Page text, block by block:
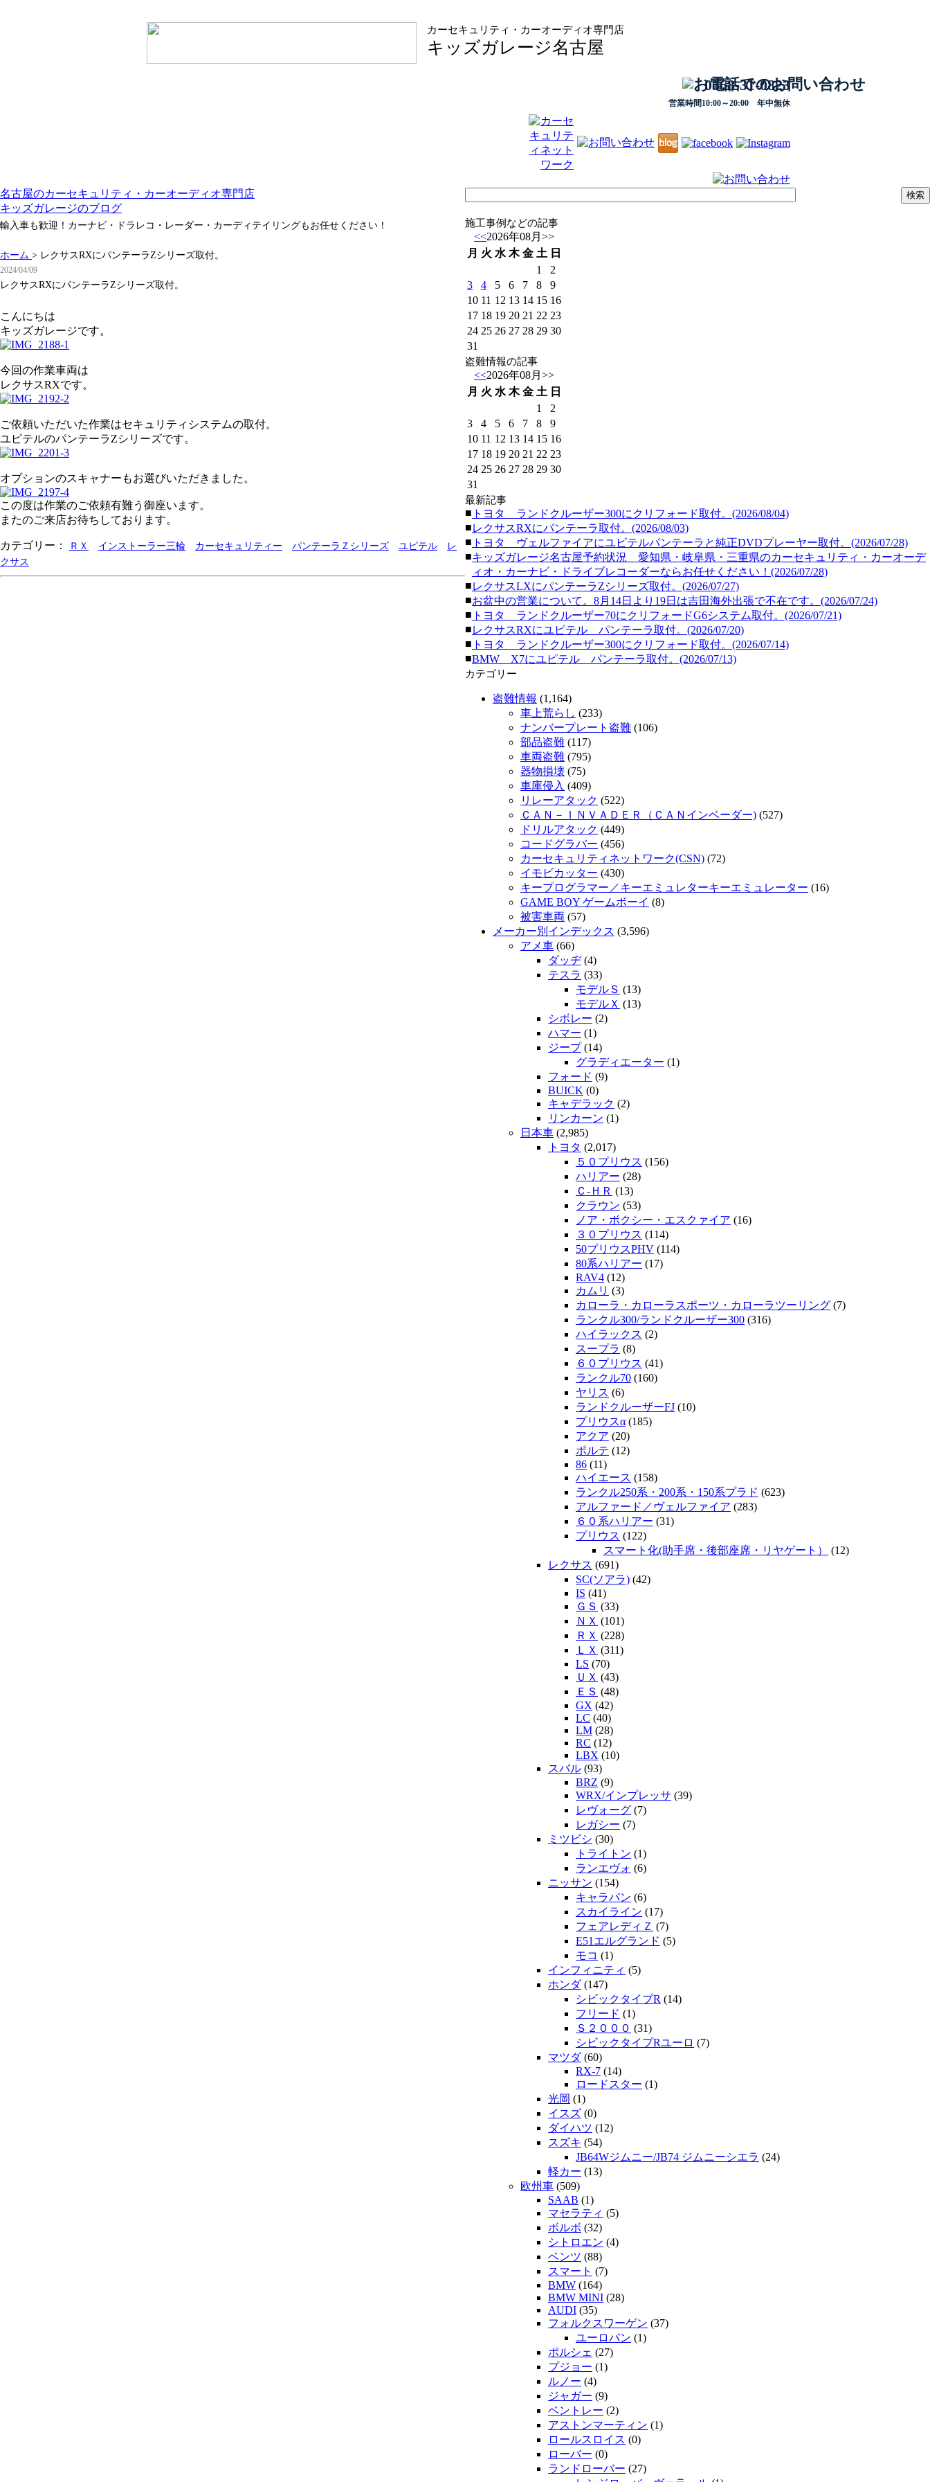
カーセキュリティ・カーオーディオ専門店
キッズガレージ名古屋
0568-31-0823
営業時間10:00～20:00 年中無休
名古屋のカーセキュリティ・カーオーディオ専門店
キッズガレージのブログ
輸入車も歓迎！カーナビ・ドラレコ・レーダー・カーディテイリングもお任せください！
ホーム > レクサスRXにパンテーラZシリーズ取付。
2024/04/09
レクサスRXにパンテーラZシリーズ取付。
こんにちは
キッズガレージです。
今回の作業車両は
レクサスRXです。
ご依頼いただいた作業はセキュリティシステムの取付。
ユピテルのパンテーラZシリーズです。
オプションのスキャナーもお選びいただきました。
この度は作業のご依頼有難う御座います。
またのご来店お待ちしております。
カテゴリー： ＲＸ インストーラー三輪 カーセキュリティー パンテーラＺシリーズ ユピテル
レ
クサス
施工事例などの記事
<<2026年08月 >>
月 火 水 木 金 土 日
1
2
3
4 5 6 7 8
9
10 11 12 13 14 15 16
17 18 19 20 21 22 23
24 25 26 27 28 29 30
31
盗難情報の記事
<<2026年08月 >>
月 火 水 木 金 土 日
1
2
3
4 5 6 7 8
9
10 11 12 13 14 15 16
17 18 19 20 21 22 23
24 25 26 27 28 29 30
31
最新記事
■ トヨタ ランドクルーザー300にクリフォード取付。(2026/08/04)
■レクサスRXにパンテーラ取付。(2026/08/03)
■ トヨタ ヴェルファイアにユピテルパンテーラと純正DVDプレーヤー取付。(2026/07/28)
■キッズガレージ名古屋予約状況 愛知県・岐阜県・三重県のカーセキュリティ・カーオーデ
ィオ・カーナビ・ドライブレコーダーならお任せください！(2026/07/28)
■レクサスLXにパンテーラZシリーズ取付。(2026/07/27)
■お盆中の営業について。8月14日より19日は吉田海外出張で不在です。(2026/07/24)
■ トヨタ ランドクルーザー70にクリフォードG6システム取付。(2026/07/21)
■レクサスRXにユピテル パンテーラ取付。(2026/07/20)
■ トヨタ ランドクルーザー300にクリフォード取付。(2026/07/14)
■BMW X7にユピテル パンテーラ取付。(2026/07/13)
カテゴリー
盗難情報 (1,164)
車上荒らし (233)
ナンバープレート盗難 (106)
部品盗難 (117)
車両盗難 (795)
器物損壊 (75)
車庫侵入 (409)
リレーアタック (522)
ＣＡＮ－ＩＮＶＡＤＥＲ（ＣＡＮインベーダー) (527)
ドリルアタック (449)
コードグラバー (456)
カーセキュリティネットワーク(CSN) (72)
イモビカッター (430)
キープログラマー／キーエミュレターキーエミュレーター (16)
GAME BOY ゲームボーイ (8)
被害車両 (57)
メーカー別インデックス (3,596)
アメ車 (66)
ダッヂ(4)
テスラ (33)
モデルＳ (13)
モデルＸ (13)
シボレー (2)
ハマー (1)
ジープ(14)
グラディエーター (1)
フォード (9)
BUICK (0)
キャデラック (2)
リンカーン (1)
日本車 (2,985)
トヨタ (2,017)
５０プリウス (156)
ハリアー (28)
Ｃ-ＨＲ (13)
クラウン (53)
ノア・ボクシー・エスクァイア (16)
３０プリウス (114)
50プリウスPHV (114)
80系ハリアー (17)
RAV4 (12)
カムリ (3)
カローラ・カローラスポーツ・カローラツーリング (7)
ランクル300/ランドクルーザー300 (316)
ハイラックス (2)
スープラ (8)
６０プリウス (41)
ランクル70 (160)
ヤリス (6)
ランドクルーザーFJ (10)
プリウスα (185)
アクア (20)
ポルテ (12)
86 (11)
ハイエース (158)
ランクル250系・200系・150系プラド (623)
アルファード／ヴェルファイア (283)
６０系ハリアー (31)
プリウス (122)
スマート化(助手席・後部座席・リヤゲート）
(12)
レクサス (691)
SC(ソアラ) (42)
IS (41)
ＧＳ (33)
ＮＸ (101)
ＲＸ (228)
ＬＸ (311)
LS (70)
ＵＸ (43)
ＥＳ (48)
GX (42)
LC (40)
LM (28)
RC (12)
LBX (10)
スバル (93)
BRZ (9)
WRX/インプレッサ (39)
レヴォーグ (7)
レガシー (7)
ミツビシ (30)
トライトン (1)
ランエヴォ (6)
ニッサン (154)
キャラバン (6)
スカイライン (17)
フェアレディＺ (7)
E51エルグランド (5)
モコ (1)
インフィニティ (5)
ホンダ(147)
シビックタイプR (14)
フリード (1)
Ｓ２０００ (31)
シビックタイプRユーロ (7)
マツダ(60)
RX-7 (14)
ロードスター (1)
光岡 (1)
イスズ (0)
ダイハツ (12)
スズキ (54)
JB64Wジムニー/JB74 ジムニーシエラ (24)
軽カー (13)
欧州車 (509)
SAAB (1)
マセラティ (5)
ボルボ (32)
シトロエン (4)
ベンツ (88)
スマート (7)
BMW (164)
BMW MINI (28)
AUDI (35)
フォルクスワーゲン (37)
ユーロバン (1)
ポルシェ (27)
プジョー (1)
ルノー (4)
ジャガー (9)
ベントレー (2)
アストンマーティン (1)
ロールスロイス (0)
ローバー (0)
ランドローバー (27)